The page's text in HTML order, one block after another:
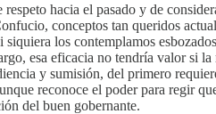
respeto hacia el pasado y de
conceptos tan queridos
siquiera los contemplamos
esa eficacia no tendría valor si
y sumisión, del primero
reconoce el poder para regir
del buen gobernante.